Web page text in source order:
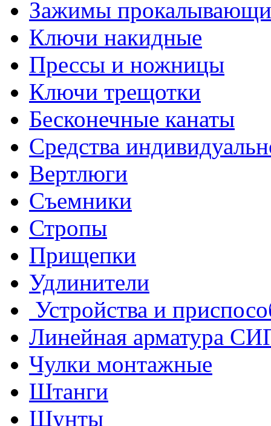
Зажимы
Ключи накидные
Прессы и ножницы
Ключи трещотки
Бесконечные канаты
Средства
Вертлюги
Съемники
Стропы
Прищепки
Удлинители
Устройства и
Линейная арматура
Чулки монтажные
Штанги
Шунты